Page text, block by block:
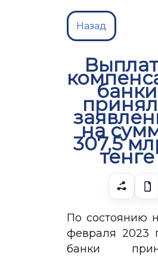
Назад
банки
на
307,5
тенге
По состоянию
февраля 2023
банки